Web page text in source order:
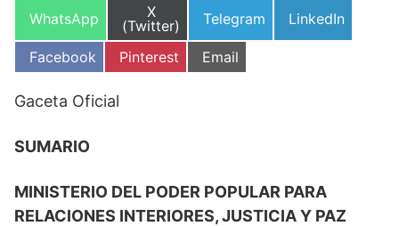
Compartir
WhatsApp
Compartir
en
X
(Twitter)
Compartir
Telegram
Compartir
LinkedIn
Compartir
en
Facebook
Compartir
en
Pinterest
Compartir
en
Email
Gaceta Oficial
SUMARIO
MINISTERIO DEL PODER POPULAR PARA
RELACIONES INTERIORES, JUSTICIA Y PAZ